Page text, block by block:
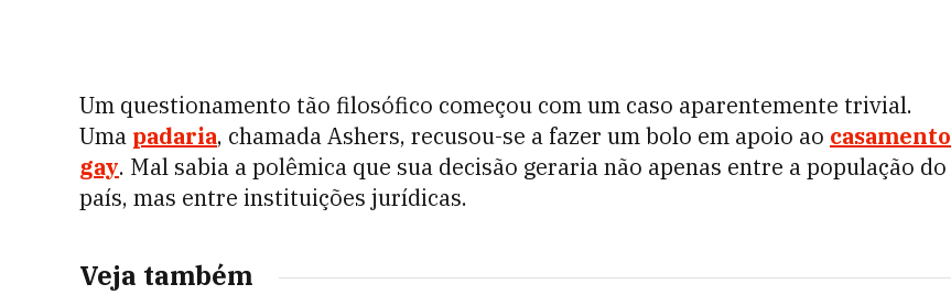
Um questionamento tão filosófico começou com um caso aparentemente trivial.
Uma padaria, chamada Ashers, recusou-se a fazer um bolo em apoio ao casamento
gay. Mal sabia a polêmica que sua decisão geraria não apenas entre a população do
país, mas entre instituições jurídicas.
Veja também